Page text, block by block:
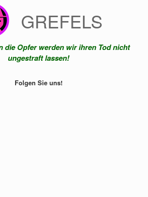
GREFELS
die Opfer werden wir ihren Tod nicht
ungestraft lassen!
Folgen Sie uns!